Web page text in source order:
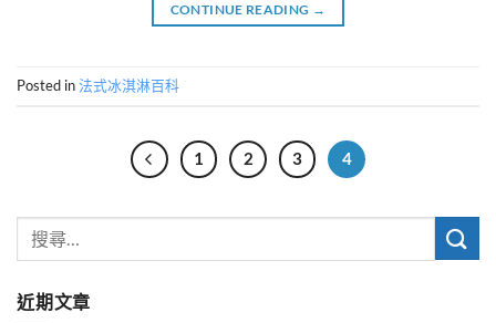
CONTINUE READING →
Posted in法式冰淇淋百科
1 2 3 4
近期文章